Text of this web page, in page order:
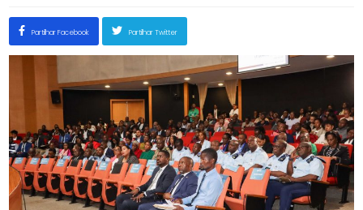
Partilhar Facebook Partilhar Twitter